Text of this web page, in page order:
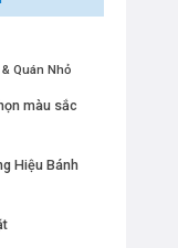
Quán Nhỏ
màu sắc
Hiệu Bánh